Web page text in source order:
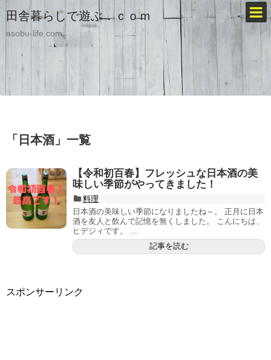
田舎暮らしで遊ぶ．ｃｏｍ
asobu-life.com
「 日本酒 」 一覧
【令和初百春】フレッシュな日本酒の美
味しい季節がやってきました！
料理
日本酒の美味しい季節になりましたね～。 正月に日本
酒を友人と飲んで記憶を無くしました。 こんにちは、
ヒデジィです。 ...
記事を読む
スポンサーリンク